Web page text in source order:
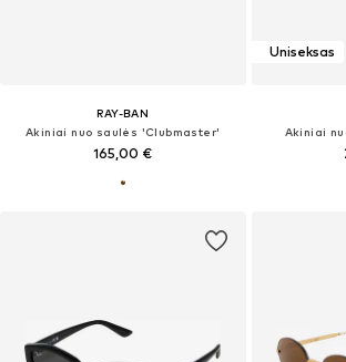
RAY-BAN
Akiniai nuo saulės 'Clubmaster'
165,00 €
Uniseksas
Akiniai